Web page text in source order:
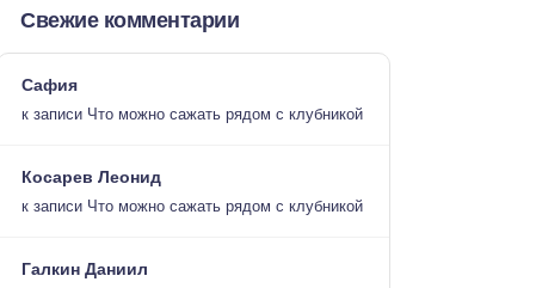
Свежие комментарии
Сафия
к записи Что можно сажать рядом с клубникой
Косарев Леонид
к записи Что можно сажать рядом с клубникой
Галкин Даниил